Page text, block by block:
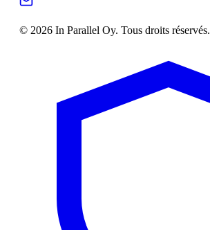
© 2026 In Parallel Oy. Tous droits réservés.